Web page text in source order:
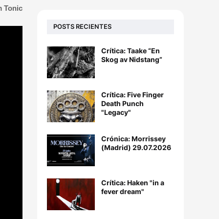
Tonic
POSTS RECIENTES
Crítica: Taake “En
Skog av Nidstang”
Crítica: Five Finger
Death Punch
"Legacy"
Crónica: Morrissey
(Madrid) 29.07.2026
Crítica: Haken "in a
fever dream"